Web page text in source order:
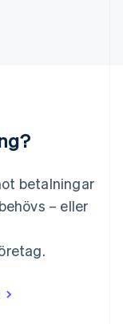
betalningar
– eller